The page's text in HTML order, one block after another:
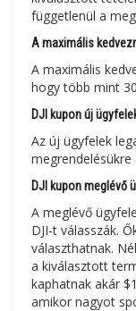
függetlenül a
A maximális
A maximális
hogy több mint
DJI kupon új
Az új ügyfelek
megrendelésükre
DJI kupon meglévő
A meglévő
DJI-t válasszák.
választhatnak.
a kiválasztott
kaphatnak akár
amikor nagyot